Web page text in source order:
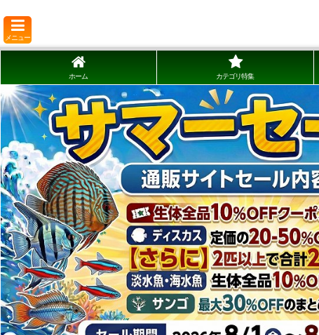
メニュー
ホーム カテゴリ特集